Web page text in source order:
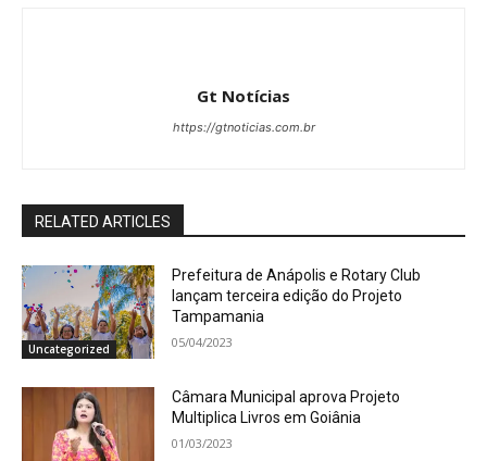
Gt Notícias
https://gtnoticias.com.br
RELATED ARTICLES
Uncategorized
Prefeitura de Anápolis e Rotary Club
lançam terceira edição do Projeto
Tampamania
05/04/2023
Câmara Municipal aprova Projeto
Multiplica Livros em Goiânia
01/03/2023